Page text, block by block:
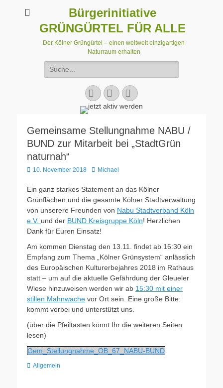
Bürgerinitiative
GRÜNGÜRTEL FÜR ALLE
Der Kölner Grüngürtel – einen weltweit einzigartigen
Naturraum erhalten
Suchen
nach:
Facebook
E-
Mail
Instagram
Gemeinsame Stellungnahme NABU /
BUND zur Mitarbeit bei „StadtGrün
naturnah“
Veröffentlicht
10. November 2018 AutorMichael
Ein ganz starkes Statement an das Kölner
Grünflächen und die gesamte Kölner Stadtverwaltung
von unserere Freunden von Nabu Stadtverband Köln
e.V. und der BUND Kreisgruppe Köln! Herzlichen
Dank für Euren Einsatz!
Am kommen Dienstag den 13.11. findet ab 16:30 ein
Empfang zum Thema „Kölner Grünsystem“ anlässlich
des Europäischen Kulturerbejahres 2018 im Rathaus
statt – um auf die aktuelle Gefährdung der Gleueler
Wiese hinzuweisen werden wir ab 15:30 mit einer
stillen Mahnwache vor Ort sein. Eine große Bitte:
kommt vorbei und unterstützt uns.
(über die Pfeiltasten könnt Ihr die weiteren Seiten
lesen)
Gem_Stellungnahme_OB_67_NABU-BUND
Kategorien
Allgemein